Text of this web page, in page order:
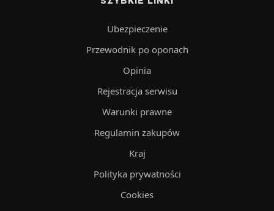
Ubezpieczenie
Przewodnik po oponach
Opinia
Rejestracja serwisu
Warunki prawne
Regulamin zakupów
Kraj
Polityka prywatności
Cookies